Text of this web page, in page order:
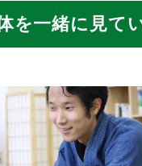
を一緒に見て